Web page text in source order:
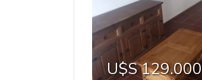
U$S 129.000